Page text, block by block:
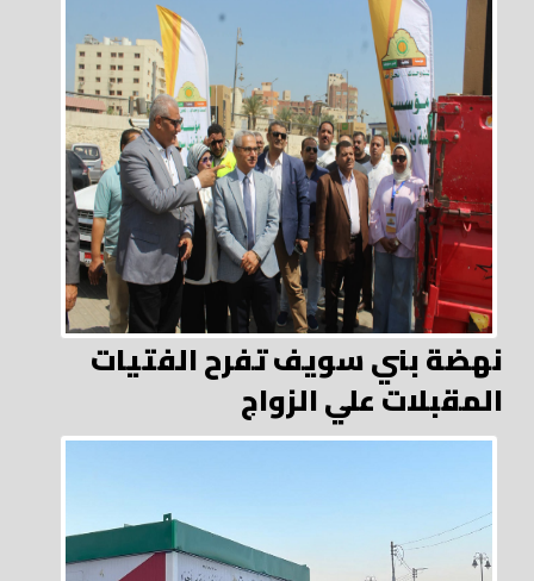
نهضة بني سويف تفرح الفتيات
المقبلات علي الزواج